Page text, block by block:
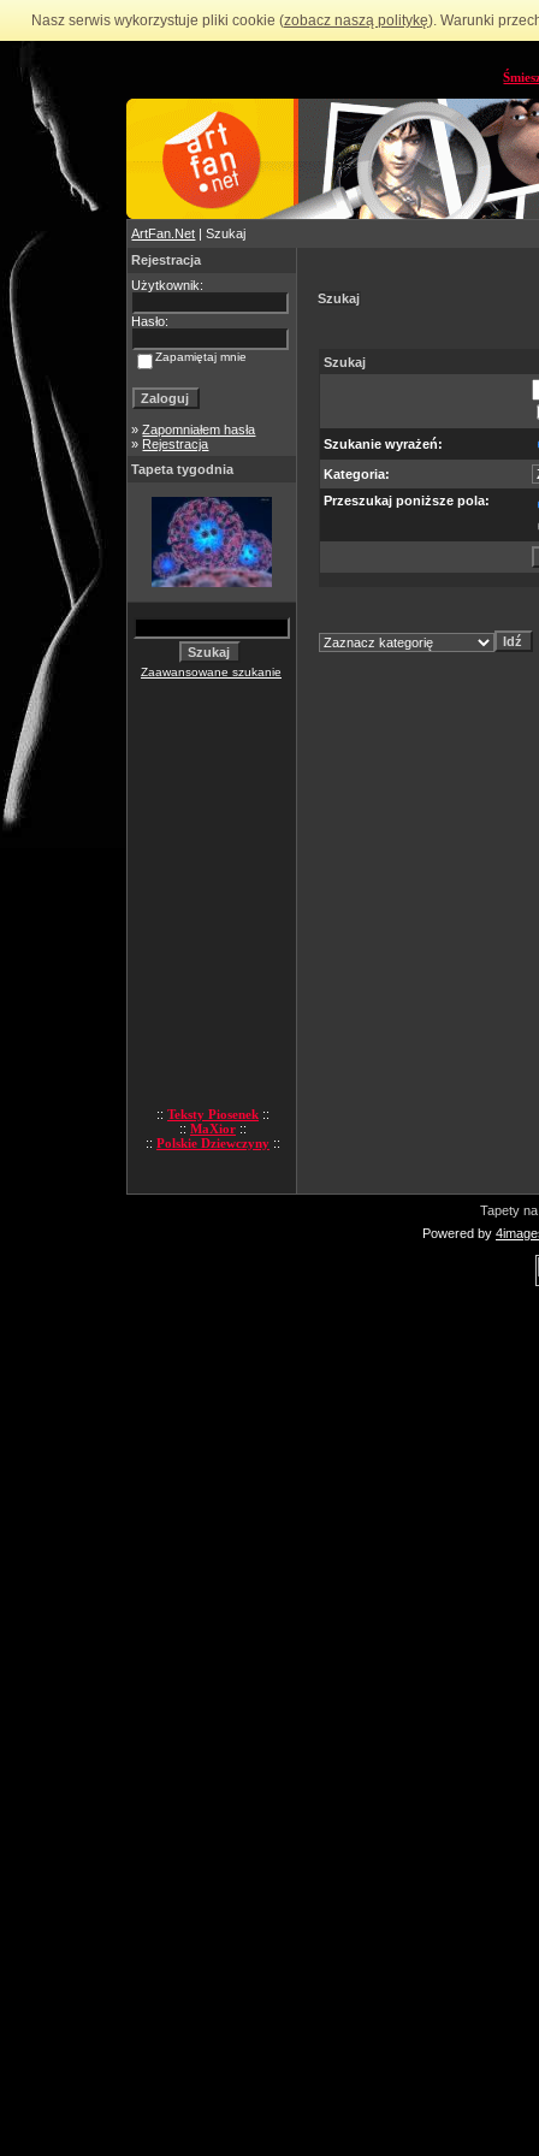
Nasz serwis wykorzystuje pliki cookie (zobacz naszą politykę). Warunki
ArtFan.Net | Szukaj
Rejestracja
Użytkownik:
Hasło:
Zapamiętaj mnie
»Zapomniałem hasła
» Rejestracja
Tapeta tygodnia
Zaawansowane szukanie
:: Teksty Piosenek ::
:: MaXior ::
:: Polskie Dziewczyny ::
Szukaj
Szukaj
Szukanie wyrażeń:
Kategoria:
Przeszukaj poniższe pola:
Tapety
Powered by